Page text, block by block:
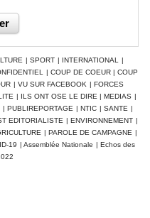
| SPORT | INTERNATIONAL
|
| COUP DE COEUR | COUP
| VU SUR FACEBOOK | FORCES
| ILS ONT OSE LE DIRE | MEDIAS |
| PUBLIREPORTAGE | NTIC | SANTE |
EDITORIALISTE | ENVIRONNEMENT |
| PAROLE DE CAMPAGNE |
19 | Assemblée Nationale | Echos des